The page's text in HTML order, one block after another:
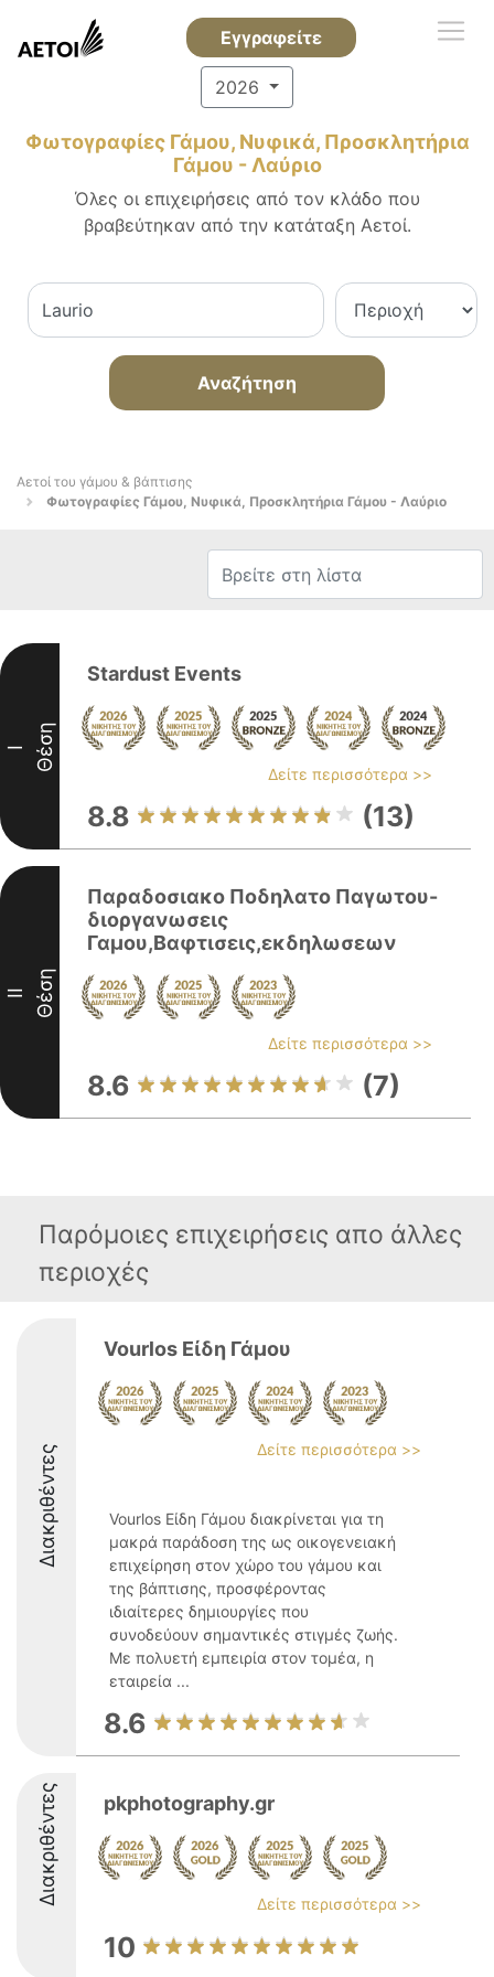
Εγγραφείτε
2026
Φωτογραφίες Γάμου, Νυφικά, Προσκλητήρια
Γάμου - Λαύριο
Όλες οι επιχειρήσεις από τον κλάδο που
βραβεύτηκαν από την κατάταξη Αετοί.
Αναζήτηση
Αετοί του γάμου & βάπτισης
Φωτογραφίες Γάμου, Νυφικά, Προσκλητήρια Γάμου - Λαύριο
I Θέση
Stardust Events
Δείτε περισσότερα >>
8.8 (13)
II Θέση
Παραδοσιακο Ποδηλατο Παγωτου-
διοργανωσεις
Γαμου,Βαφτισεις,εκδηλωσεων
Δείτε περισσότερα >>
8.6 (7)
Παρόμοιες επιχειρήσεις απο άλλες
περιοχές
Διακριθέντες
Vourlos Είδη Γάμου
Δείτε περισσότερα >>
Vourlos Είδη Γάμου διακρίνεται για τη
μακρά παράδοση της ως οικογενειακή
επιχείρηση στον χώρο του γάμου και
της βάπτισης, προσφέροντας
ιδιαίτερες δημιουργίες που
συνοδεύουν σημαντικές στιγμές ζωής.
Με πολυετή εμπειρία στον τομέα, η
εταιρεία ...
8.6
Διακριθέντες pkphotography.gr
Δείτε περισσότερα >>
10